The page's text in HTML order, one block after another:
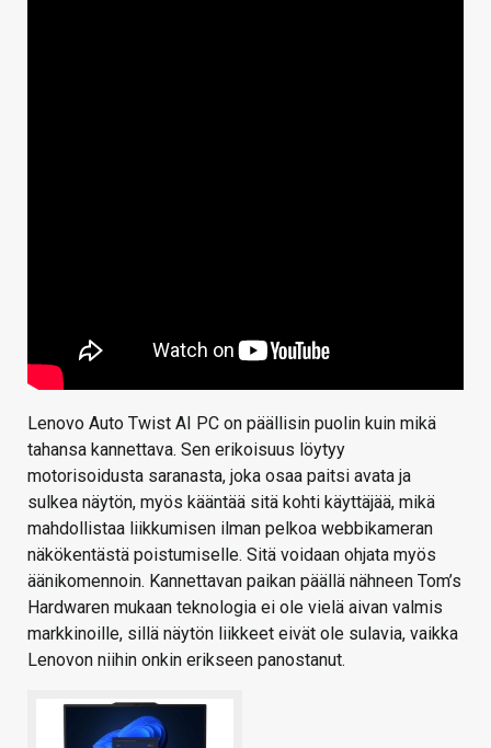
Lenovo Auto Twist AI PC on päällisin puolin kuin mikä
tahansa kannettava. Sen erikoisuus löytyy
motorisoidusta saranasta, joka osaa paitsi avata ja
sulkea näytön, myös kääntää sitä kohti käyttäjää, mikä
mahdollistaa liikkumisen ilman pelkoa webbikameran
näkökentästä poistumiselle. Sitä voidaan ohjata myös
äänikomennoin. Kannettavan paikan päällä nähneen Tom’s
Hardwaren mukaan teknologia ei ole vielä aivan valmis
markkinoille, sillä näytön liikkeet eivät ole sulavia, vaikka
Lenovon niihin onkin erikseen panostanut.